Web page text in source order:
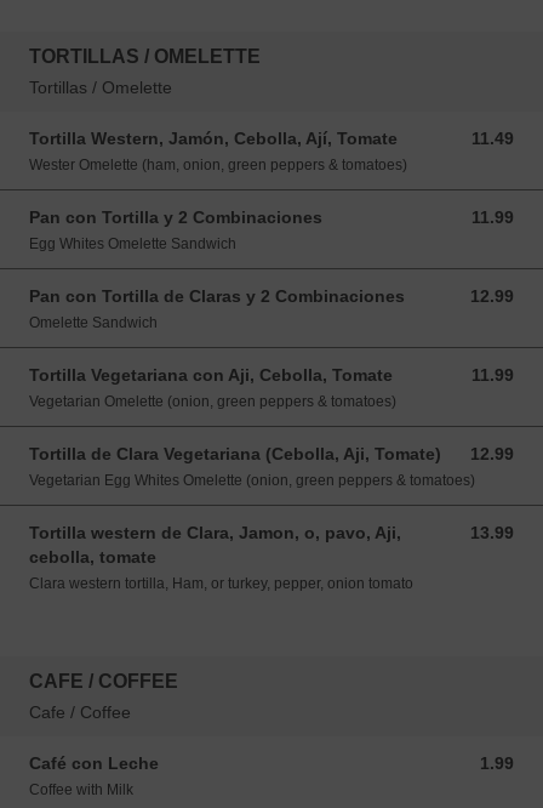
TORTILLAS / OMELETTE
Tortillas / Omelette
Tortilla Western, Jamón, Cebolla, Ají, Tomate 11.49
11.49 USD
Wester Omelette (ham, onion, green peppers & tomatoes)
Pan con Tortilla y 2 Combinaciones 11.99
11.99 USD
Egg Whites Omelette Sandwich
Pan con Tortilla de Claras y 2 Combinaciones 12.99
12.99 USD
Omelette Sandwich
Tortilla Vegetariana con Aji, Cebolla, Tomate 11.99
11.99 USD
Vegetarian Omelette (onion, green peppers & tomatoes)
Tortilla de Clara Vegetariana (Cebolla, Aji, Tomate) 12.99
12.99 USD
Vegetarian Egg Whites Omelette (onion, green peppers & tomatoes)
Tortilla western de Clara, Jamon, o, pavo, Aji,
cebolla, tomate
13.99
13.99 USD
Clara western tortilla, Ham, or turkey, pepper, onion tomato
CAFE / COFFEE
Cafe / Coffee
Café con Leche 1.99
1.99 USD
Coffee with Milk